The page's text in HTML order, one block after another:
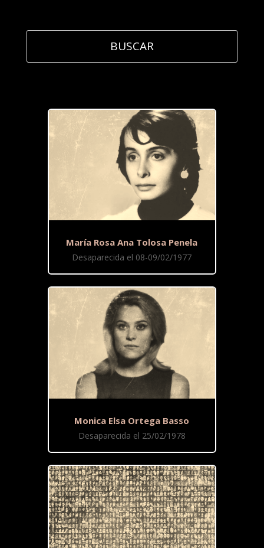
María Rosa Ana Tolosa Penela
Desaparecida el 08-09/02/1977
Monica Elsa Ortega Basso
Desaparecida el 25/02/1978